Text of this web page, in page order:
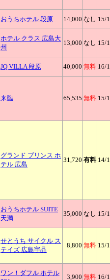
おうちホテル 段原 14,000 なし 15/
ホテル クラス 広島大
州
13,000 なし 15/
JQ VILLA 段原 40,000 無料 16/
来臨 65,535 無料 15/
グランド プリンス ホ
テル 広島
31,720 有料 14/
おうちホテル SUITE
天満
35,000 なし 15/
せとうち サイクル ス
テイズ 広島宇品
8,800 無料 15/
ワン！ダフル ホテル
3,900 無料 16/